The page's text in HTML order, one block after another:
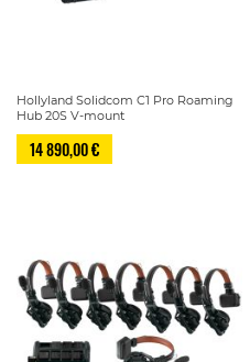
Hollyland Solidcom C1 Pro Roaming
Hub 20S V-mount
14 890,00 €